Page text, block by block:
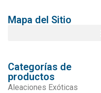
Mapa del Sitio
Categorías de
productos
Aleaciones Exóticas